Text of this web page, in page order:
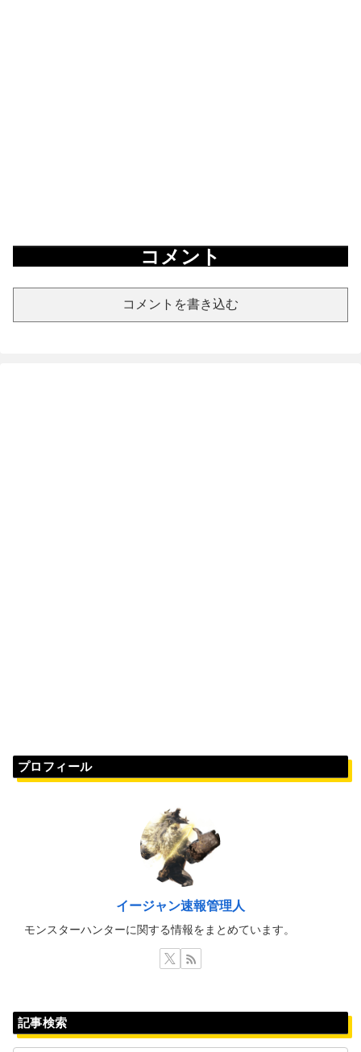
コメント
コメントを書き込む
プロフィール
イージャン速報管理人
モンスターハンターに関する情報をまとめています。
記事検索